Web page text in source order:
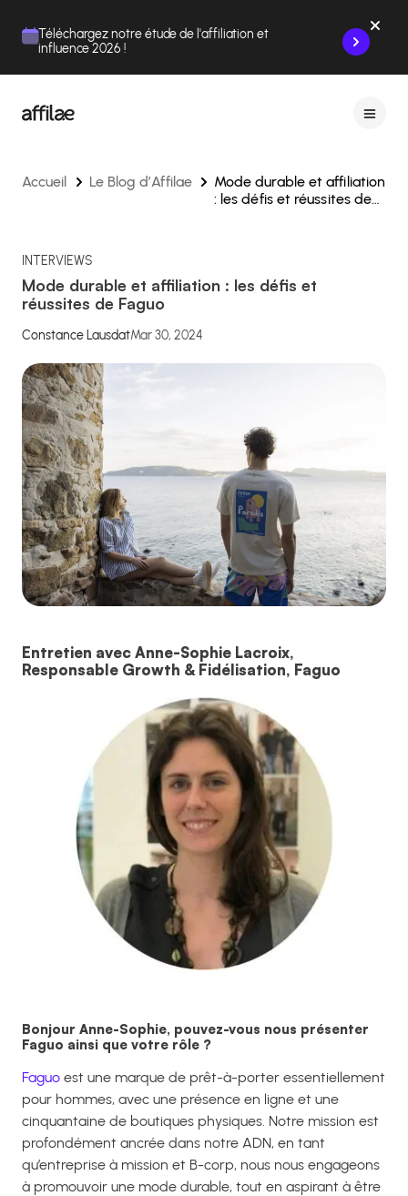
Téléchargez notre étude de l'affiliation et
influence 2026 !
Accueil Le Blog d’Affilae
Mode durable et affiliation
: les défis et réussites de
INTERVIEWS
Mode durable et affiliation : les défis et
réussites de Faguo
Constance LausdatMar 30, 2024
Entretien avec Anne-Sophie Lacroix,
Responsable Growth & Fidélisation, Faguo
Bonjour Anne-Sophie, pouvez-vous nous présenter
Faguo ainsi que votre rôle ?
Faguo est une marque de prêt-à-porter essentiellement
pour hommes, avec une présence en ligne et une
cinquantaine de boutiques physiques. Notre mission est
profondément ancrée dans notre ADN, en tant
qu’entreprise à mission et B-corp, nous nous engageons
à promouvoir une mode durable, tout en aspirant à être